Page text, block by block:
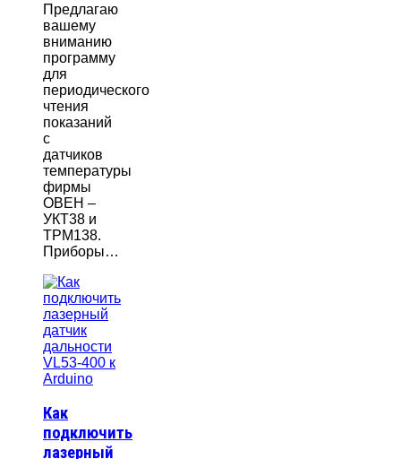
Предлагаю
вашему
вниманию
программу
для
периодического
чтения
показаний
с
датчиков
температуры
фирмы
ОВЕН –
УКТ38 и
ТРМ138.
Приборы…
Как
подключить
лазерный